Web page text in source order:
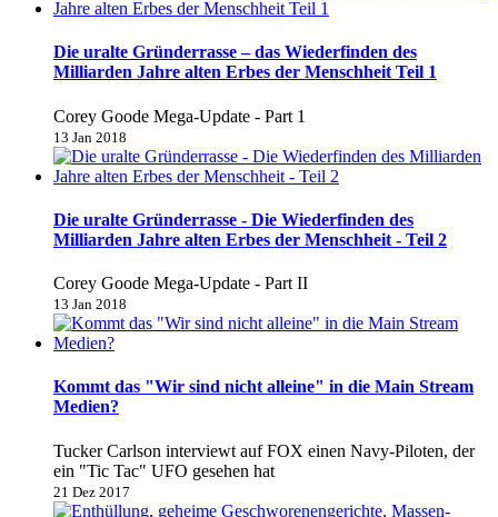
Die uralte Gründerrasse – das Wiederfinden des
Milliarden Jahre alten Erbes der Menschheit Teil 1
Corey Goode Mega-Update - Part 1
13 Jan 2018
Die uralte Gründerrasse - Die Wiederfinden des
Milliarden Jahre alten Erbes der Menschheit - Teil 2
Corey Goode Mega-Update - Part II
13 Jan 2018
Kommt das "Wir sind nicht alleine" in die Main Stream
Medien?
Tucker Carlson interviewt auf FOX einen Navy-Piloten, der
ein "Tic Tac" UFO gesehen hat
21 Dez 2017